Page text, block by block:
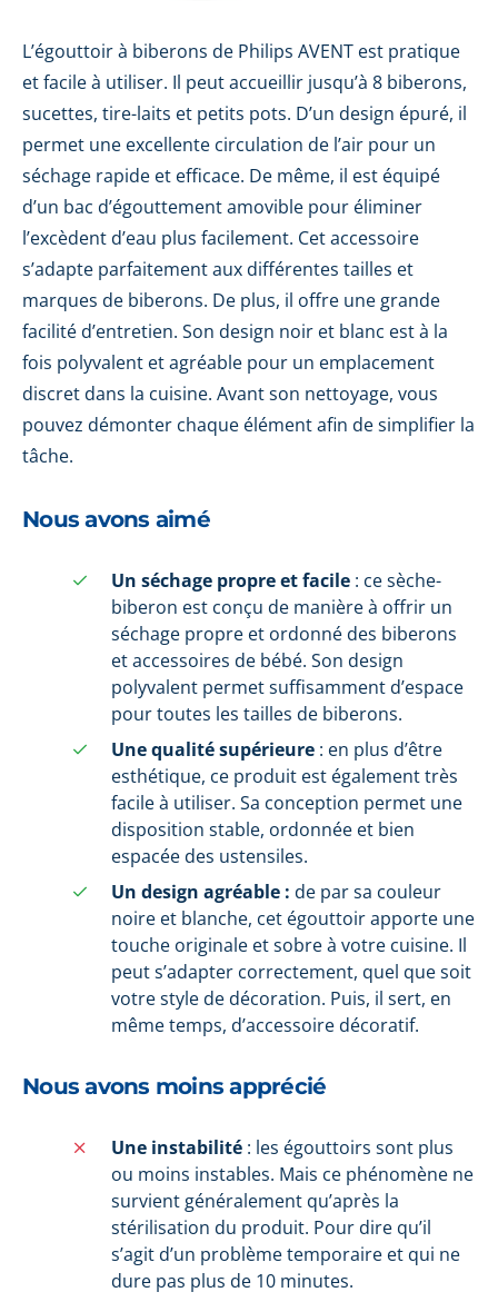
L’égouttoir à biberons de Philips AVENT est pratique
et facile à utiliser. Il peut accueillir jusqu’à 8 biberons,
sucettes, tire-laits et petits pots. D’un design épuré, il
permet une excellente circulation de l’air pour un
séchage rapide et efficace. De même, il est équipé
d’un bac d’égouttement amovible pour éliminer
l’excèdent d’eau plus facilement. Cet accessoire
s’adapte parfaitement aux différentes tailles et
marques de biberons. De plus, il offre une grande
facilité d’entretien. Son design noir et blanc est à la
fois polyvalent et agréable pour un emplacement
discret dans la cuisine. Avant son nettoyage, vous
pouvez démonter chaque élément afin de simplifier la
tâche.
Nous avons aimé
Un séchage propre et facile : ce sèche-
biberon est conçu de manière à offrir un
séchage propre et ordonné des biberons
et accessoires de bébé. Son design
polyvalent permet suffisamment d’espace
pour toutes les tailles de biberons.
Une qualité supérieure : en plus d’être
esthétique, ce produit est également très
facile à utiliser. Sa conception permet une
disposition stable, ordonnée et bien
espacée des ustensiles.
Un design agréable : de par sa couleur
noire et blanche, cet égouttoir apporte une
touche originale et sobre à votre cuisine. Il
peut s’adapter correctement, quel que soit
votre style de décoration. Puis, il sert, en
même temps, d’accessoire décoratif.
Nous avons moins apprécié
Une instabilité : les égouttoirs sont plus
ou moins instables. Mais ce phénomène ne
survient généralement qu’après la
stérilisation du produit. Pour dire qu’il
s’agit d’un problème temporaire et qui ne
dure pas plus de 10 minutes.